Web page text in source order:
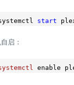
start
启：
enable